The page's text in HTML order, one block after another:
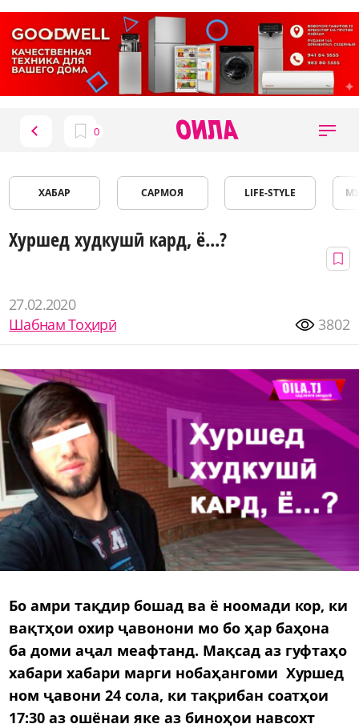
ХАБАР САРМОЯ LIFE-STYLE
Хуршед худкушӣ кард, ё...?
27.02.2020
Шабнам Тоҳирӣ
3802
Бо амри тақдир бошад ва ё ноомади кор, ки
вақтҳои охир ҷавонони мо бо ҳар баҳона
ба доми аҷал меафтанд. Мақсад аз гуфтаҳо
хабари хабари марги нобаҳангоми Хуршед
ном ҷавони 24 сола, ки тақрибан соатҳои
17:30 аз ошёнаи яке аз биноҳои навсохт